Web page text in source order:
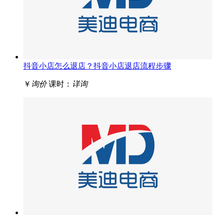
抖音小店怎么退店？抖音小店退店流程步骤
￥ 询价 课时： 详询